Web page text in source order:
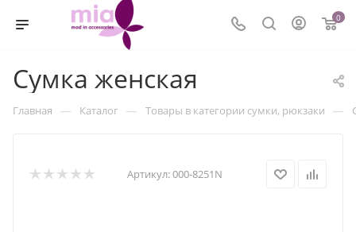
0
Сумка женская
Главная — Каталог — Товары в категории сумки, рюкзаки —
Артикул:000-8251N